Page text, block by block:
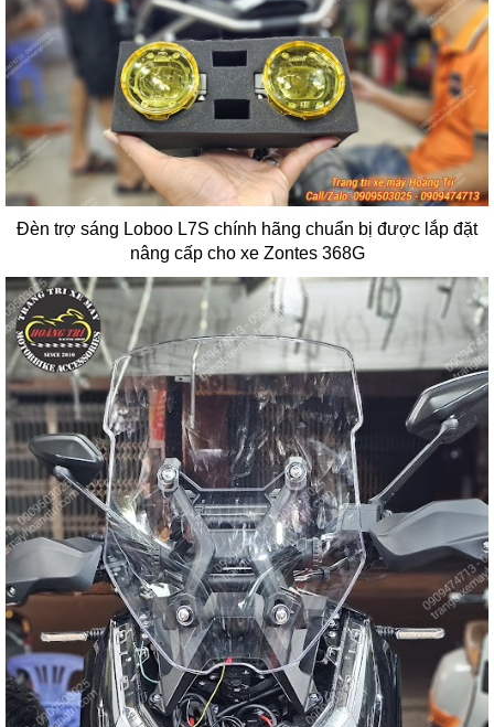
Đèn trợ sáng Loboo L7S chính hãng chuẩn bị được lắp đặt
nâng cấp cho xe Zontes 368G